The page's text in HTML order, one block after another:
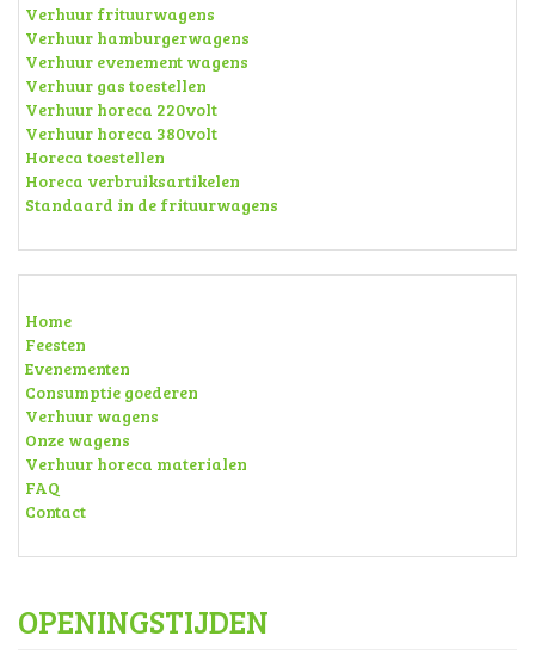
Verhuur frituurwagens
Verhuur hamburgerwagens
Verhuur evenement wagens
Verhuur gas toestellen
Verhuur horeca 220volt
Verhuur horeca 380volt
Horeca toestellen
Horeca verbruiksartikelen
Standaard in de frituurwagens
Home
Feesten
Evenementen
Consumptie goederen
Verhuur wagens
Onze wagens
Verhuur horeca materialen
FAQ
Contact
OPENINGSTIJDEN